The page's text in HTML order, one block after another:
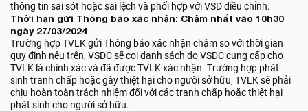
thông tin sai sót hoặc sai lệch và phối hợp với VSD điều chỉnh.
Thời hạn gửi Thông báo xác nhận: Chậm nhất vào 10h30
ngày 27/03/2024
Trường hợp TVLK gửi Thông báo xác nhận chậm so với thời gian
quy định nêu trên, VSDC sẽ coi danh sách do VSDC cung cấp cho
TVLK là chính xác và đã được TVLK xác nhận. Trường hợp phát
sinh tranh chấp hoặc gây thiệt hại cho người sở hữu, TVLK sẽ phải
chịu hoàn toàn trách nhiệm đối với các tranh chấp hoặc thiệt hại
phát sinh cho người sở hữu.